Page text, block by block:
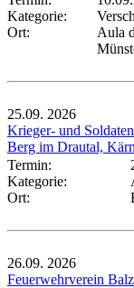
Kategorie:
Ort:
Aula
25.09. 2026
Krieger- und
Berg im Drautal,
Termin:
Kategorie:
Ort:
26.09. 2026
Feuerwehrverein